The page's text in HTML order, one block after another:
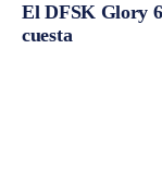
El DFSK Glory
cuesta